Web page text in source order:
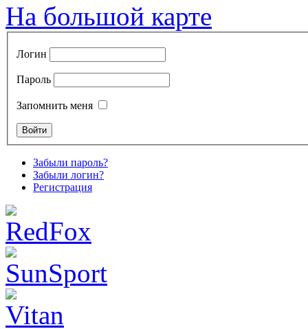
На большой карте
Логин
Пароль
Запомнить меня
Забыли пароль?
Забыли логин?
Регистрация